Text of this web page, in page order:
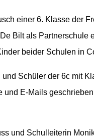
einer 6. Klasse der
Biltals Partnerschule
beider Schulen in
Schüler der 6c mit
E-Mails
und Schulleiterin